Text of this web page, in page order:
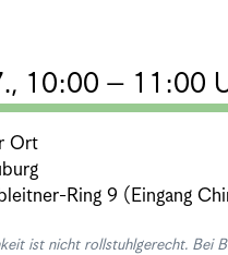
10:00 – 11:00
Ort
Ring 9 (Eingang
ist nicht rollstuhlgerecht. Bei